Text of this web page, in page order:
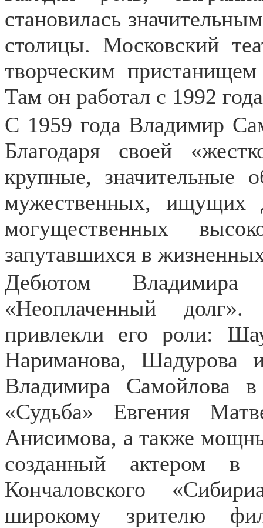
становилась
столицы. Московский
творческим
Там он работал с 1992
С 1959 года Владимир
Благодаря своей
крупные, значительные
мужественных, ищущих
могущественных
запутавшихся в
Дебютом
«Неоплаченный
привлекли его роли:
Нариманова, Шадурова
Владимира Самойлова
«Судьба» Евгения
Анисимова, а также
созданный актером в
Кончаловского
широкому зрителю